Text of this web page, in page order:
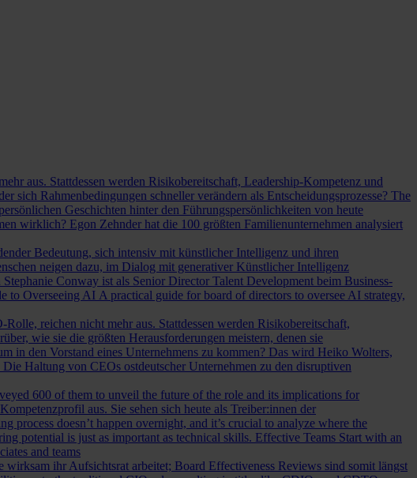
aus. Stattdessen werden Risikobereitschaft, Leadership-Kompetenz und
sich Rahmenbedingungen schneller verändern als Entscheidungsprozesse? The
Geschichten hinter den Führungspersönlichkeiten von heute
wirklich? Egon Zehnder hat die 100 größten Familienunternehmen analysiert
Bedeutung, sich intensiv mit künstlicher Intelligenz und ihren
neigen dazu, im Dialog mit generativer Künstlicher Intelligenz
Stephanie Conway ist als Senior Director Talent Development beim Business-
to Overseeing AI A practical guide for board of directors to oversee AI strategy,
reichen nicht mehr aus. Stattdessen werden Risikobereitschaft,
wie sie die größten Herausforderungen meistern, denen sie
in den Vorstand eines Unternehmens zu kommen? Das wird Heiko Wolters,
Haltung von CEOs ostdeutscher Unternehmen zu den disruptiven
600 of them to unveil the future of the role and its implications for
aus. Sie sehen sich heute als Treiber:innen der
process doesn’t happen overnight, and it’s crucial to analyze where the
potential is just as important as technical skills. Effective Teams Start with an
and teams
ihr Aufsichtsrat arbeitet; Board Effectiveness Reviews sind somit längst